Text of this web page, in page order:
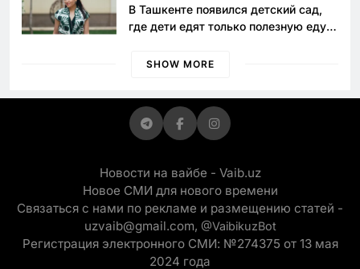
В Ташкенте появился детский сад,
где дети едят только полезную еду.
просить «кашу без сахара»
SHOW MORE
Новости на вайбе - Vaib.uz
Новое СМИ для нового времени
Связаться с нами по рекламе и размещению статей -
uzvaib@gmail.com, @VaibikuzBot
Регистрация электронного СМИ: №274375 от 13 мая
2024 года